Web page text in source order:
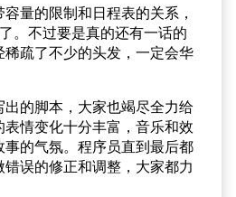
量的限制和日程表的关系，
。不过要是真的还有一话的
疏了不少的头发，一定会华
的脚本，大家也竭尽全力给
情变化十分丰富，音乐和效
的气氛。程序员直到最后都
误的修正和调整，大家都力